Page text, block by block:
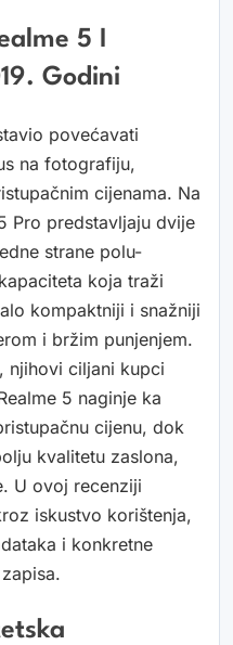
5 I
Godini
povećavati
na fotografiju,
cijenama. Na
Pro predstavljaju dvije
strane polu-
koja traži
kompaktniji i snažniji
i bržim punjenjem.
njihovi ciljani kupci
5 naginje ka
cijenu, dok
kvalitetu zaslona,
U ovoj recenziji
iskustvo korištenja,
i konkretne